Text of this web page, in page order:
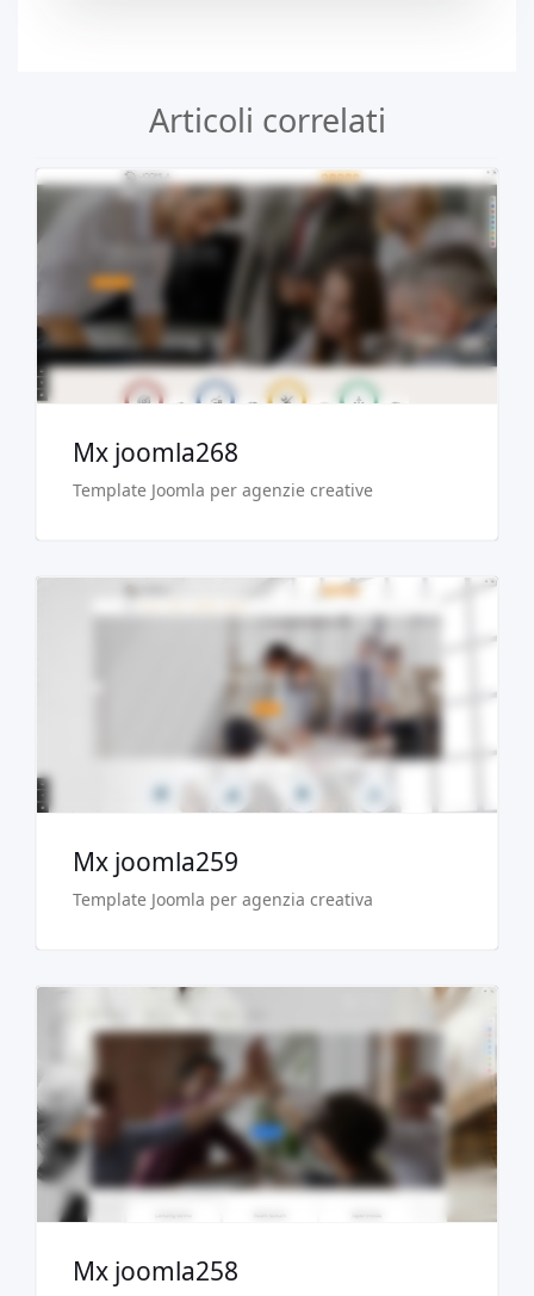
Articoli correlati
Demo dal vivo
Acquista €29.90
Mx joomla268
Template Joomla per agenzie creative
Demo dal vivo
Acquista €29.90
Mx joomla259
Template Joomla per agenzia creativa
Demo dal vivo
Acquista €29.90
Mx joomla258